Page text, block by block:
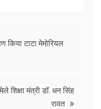
किया टाटा मेमोरियल
शिक्षा मंत्री डॉ. धन सिंह
रावत